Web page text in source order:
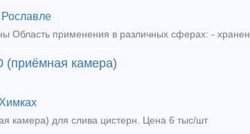
Рославле
(приёмная камера)
Химках
камера) для слива цистерн. Цена 6 тыс/шт